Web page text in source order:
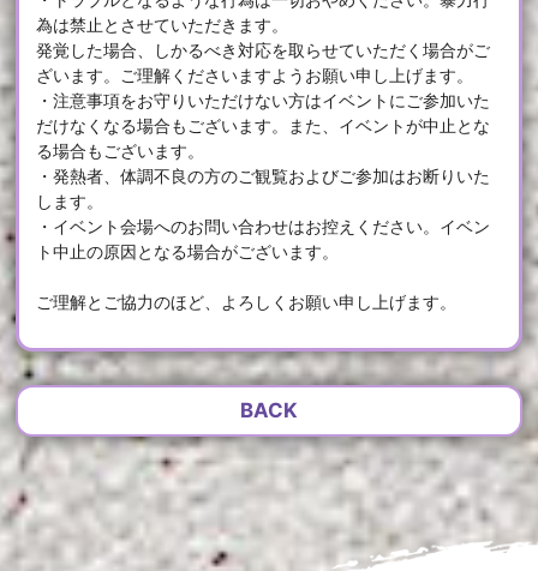
為は禁止とさせていただきます。
発覚した場合、しかるべき対応を取らせていただく場合がご
ざいます。ご理解くださいますようお願い申し上げます。
・注意事項をお守りいただけない方はイベントにご参加いた
だけなくなる場合もございます。また、イベントが中止とな
る場合もございます。
・発熱者、体調不良の方のご観覧およびご参加はお断りいた
します。
・イベント会場へのお問い合わせはお控えください。イベン
ト中止の原因となる場合がございます。
ご理解とご協力のほど、よろしくお願い申し上げます。
BACK